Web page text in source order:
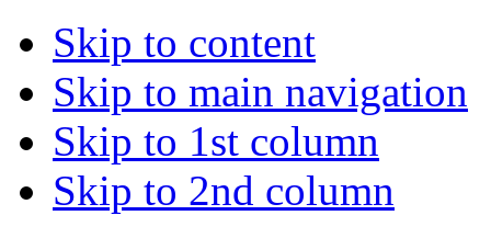
Skip to content
Skip to main navigation
Skip to 1st column
Skip to 2nd column